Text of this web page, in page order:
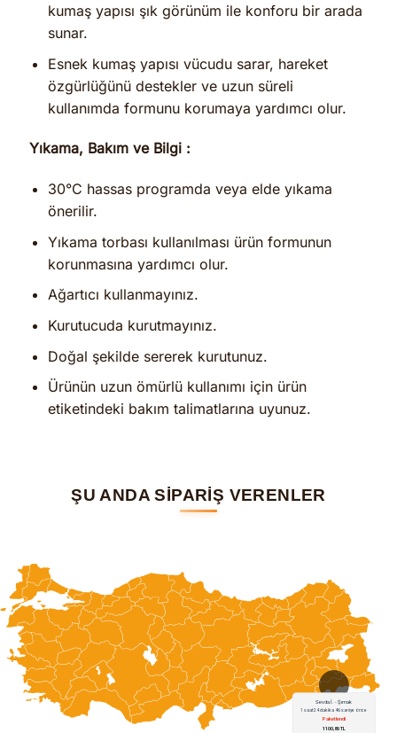
kumaş yapısı şık görünüm ile konforu bir arada
sunar.
Esnek kumaş yapısı vücudu sarar, hareket
özgürlüğünü destekler ve uzun süreli
kullanımda formunu korumaya yardımcı olur.
Yıkama, Bakım ve Bilgi :
30°C hassas programda veya elde yıkama
önerilir.
Yıkama torbası kullanılması ürün formunun
korunmasına yardımcı olur.
Ağartıcı kullanmayınız.
Kurutucuda kurutmayınız.
Doğal şekilde sererek kurutunuz.
Ürünün uzun ömürlü kullanımı için ürün
etiketindeki bakım talimatlarına uyunuz.
ŞU ANDA SİPARİŞ VERENLER